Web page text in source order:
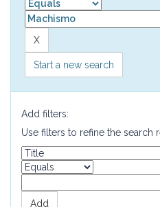
Start a new search
Add filters:
Use filters to refine the search